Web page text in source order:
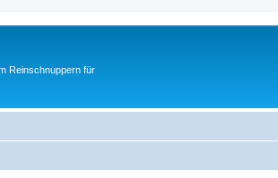
Reinschnuppern für